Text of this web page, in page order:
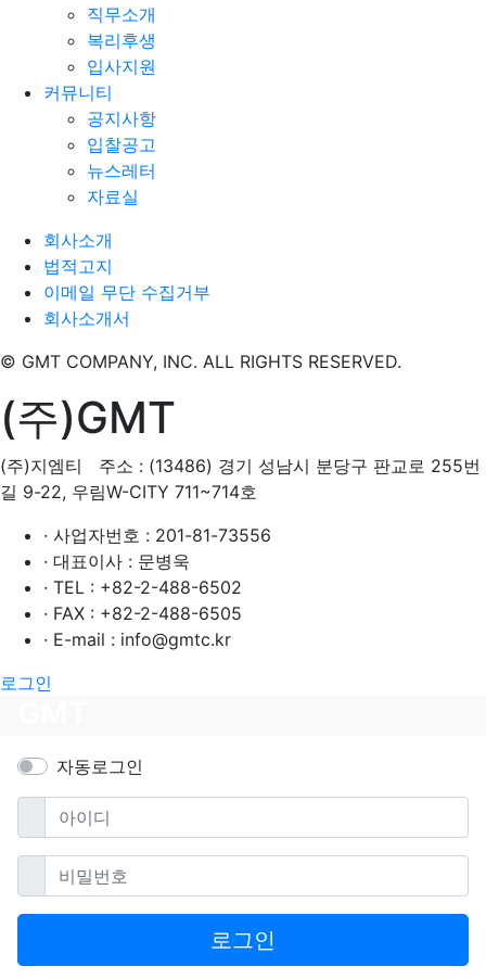
직무소개
복리후생
입사지원
커뮤니티
공지사항
입찰공고
뉴스레터
자료실
회사소개
법적고지
이메일 무단 수집거부
회사소개서
© GMT COMPANY, INC. ALL RIGHTS RESERVED.
(주)GMT
(주)지엠티 주소 : (13486) 경기 성남시 분당구 판교로 255번
길 9-22, 우림W-CITY 711~714호
· 사업자번호 : 201-81-73556
· 대표이사 : 문병욱
· TEL : +82-2-488-6502
· FAX : +82-2-488-6505
· E-mail : info@gmtc.kr
로그인
자동로그인
아이디필수
비밀번호필수
로그인